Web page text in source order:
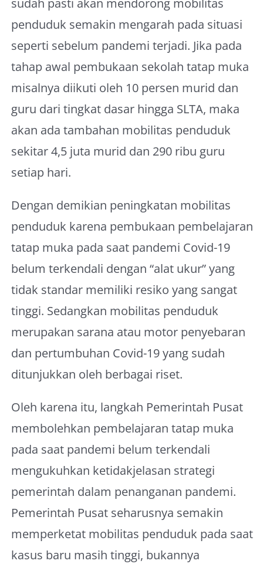
penduduk semakin mengarah pada situasi
seperti sebelum pandemi terjadi. Jika pada
tahap awal pembukaan sekolah tatap muka
misalnya diikuti oleh 10 persen murid dan
guru dari tingkat dasar hingga SLTA, maka
akan ada tambahan mobilitas penduduk
sekitar 4,5 juta murid dan 290 ribu guru
setiap hari.
Dengan demikian peningkatan mobilitas
penduduk karena pembukaan pembelajaran
tatap muka pada saat pandemi Covid-19
belum terkendali dengan “alat ukur” yang
tidak standar memiliki resiko yang sangat
tinggi. Sedangkan mobilitas penduduk
merupakan sarana atau motor penyebaran
dan pertumbuhan Covid-19 yang sudah
ditunjukkan oleh berbagai riset.
Oleh karena itu, langkah Pemerintah Pusat
membolehkan pembelajaran tatap muka
pada saat pandemi belum terkendali
mengukuhkan ketidakjelasan strategi
pemerintah dalam penanganan pandemi.
Pemerintah Pusat seharusnya semakin
memperketat mobilitas penduduk pada saat
kasus baru masih tinggi, bukannya